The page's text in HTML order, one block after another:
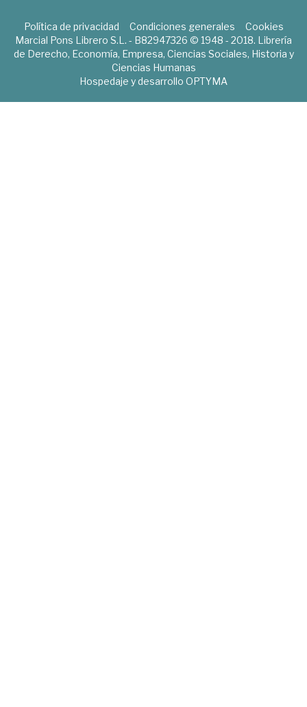
Política de privacidad Condiciones generales
Cookies
Marcial Pons Librero S.L. - B82947326 © 1948 - 2018. Librería
de Derecho, Economía, Empresa, Ciencias Sociales, Historia y
Ciencias Humanas
Hospedaje y desarrollo OPTYMA